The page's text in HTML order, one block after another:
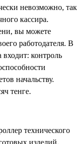
невозможно, так
кассира.
вы можете
работодателя. В
входит: контроль
начальству.
тенге.
технического
изделий.